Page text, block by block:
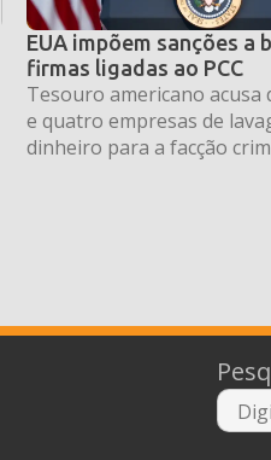
EUA impõem sanções a
firmas ligadas ao PCC
Tesouro americano acusa
e quatro empresas de
dinheiro para a facção